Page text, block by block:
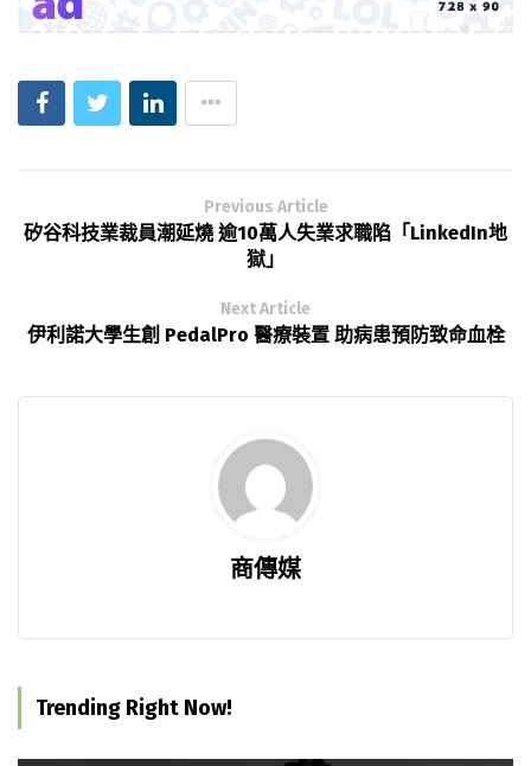
Previous Article
矽谷科技業裁員潮延燒 逾10萬人失業求職陷「LinkedIn地
獄」
Next Article
伊利諾大學生創 PedalPro 醫療裝置 助病患預防致命血栓
商傳媒
Trending Right Now!